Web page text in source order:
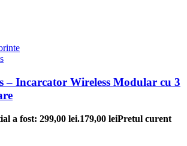
– Incarcator Wireless Modular cu 3
a fost: 299,00 lei.179,00 leiPretul curent